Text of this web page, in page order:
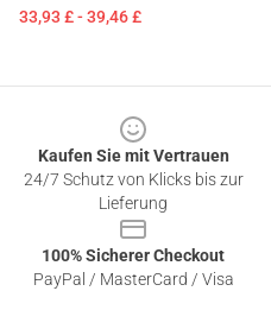
33,93 £ - 39,46 £
Kaufen Sie mit Vertrauen
24/7 Schutz von Klicks bis zur
Lieferung
100% Sicherer Checkout
PayPal / MasterCard / Visa